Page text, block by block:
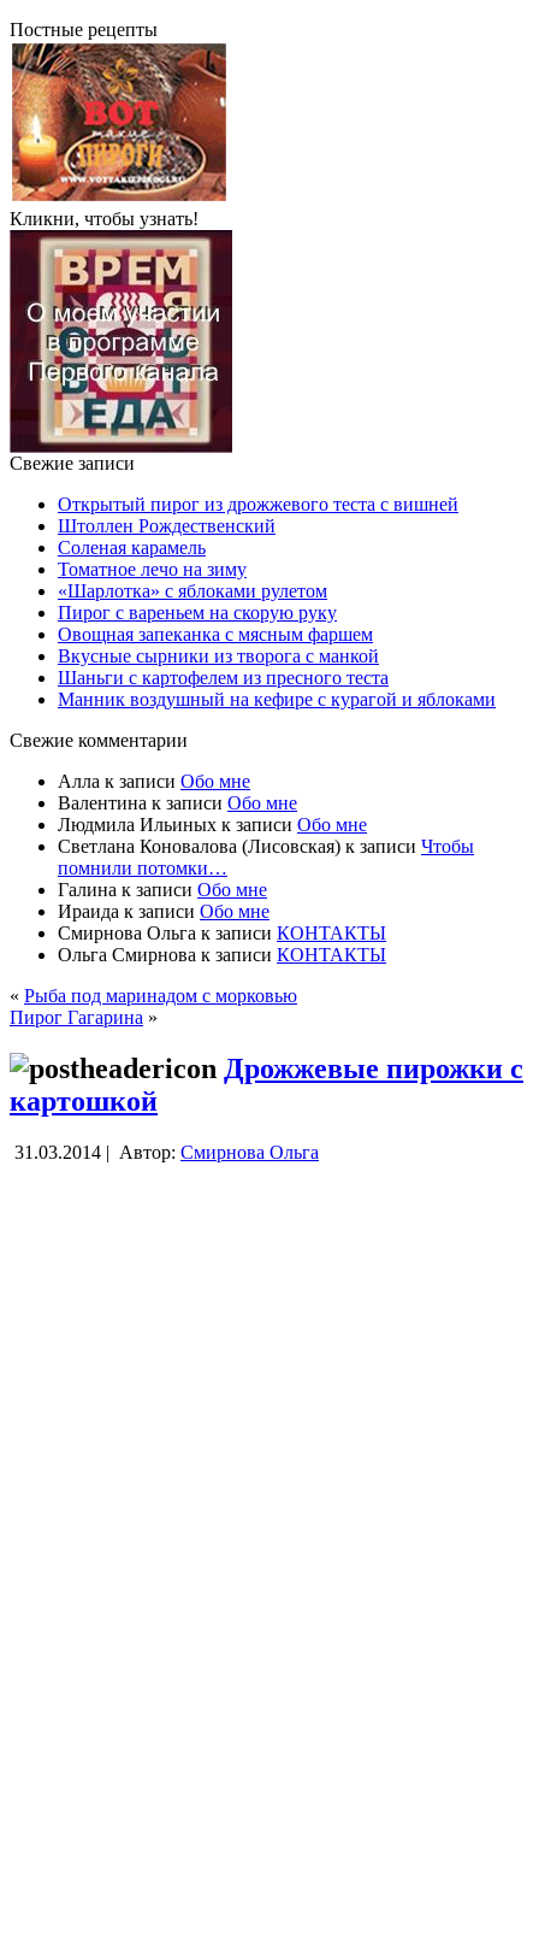
Постные рецепты
Кликни, чтобы узнать!
Свежие записи
Открытый пирог из дрожжевого теста с вишней
Штоллен Рождественский
Соленая карамель
Томатное лечо на зиму
«Шарлотка» с яблоками рулетом
Пирог с вареньем на скорую руку
Овощная запеканка с мясным фаршем
Вкусные сырники из творога с манкой
Шаньги с картофелем из пресного теста
Манник воздушный на кефире с курагой и яблоками
Свежие комментарии
Алла к записи Обо мне
Валентина к записи Обо мне
Людмила Ильиных к записи Обо мне
Светлана Коновалова (Лисовская) к записи Чтобы
помнили потомки…
Галина к записи Обо мне
Ираида к записи Обо мне
Смирнова Ольга к записи КОНТАКТЫ
Ольга Смирнова к записи КОНТАКТЫ
« Рыба под маринадом с морковью
Пирог Гагарина »
Дрожжевые пирожки с
картошкой
31.03.2014 | Автор: Смирнова Ольга